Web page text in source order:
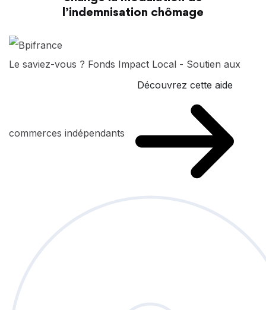
l’indemnisation chômage
Le saviez-vous ? Fonds Impact Local - Soutien aux
commerces indépendants
Découvrez cette aide